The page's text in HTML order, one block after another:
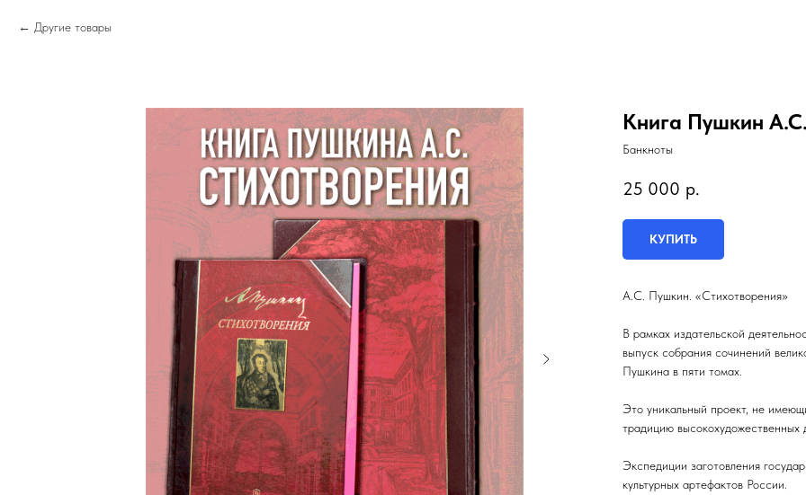
Другие товары
Книга Пушкин
Банкноты
25 000 р.
КУПИТЬ
А.С. Пушкин. «Стихотворения»
В рамках издательской
выпуск собрания сочинений
Пушкина в пяти томах.
Это уникальный проект, не
традицию
Экспедиции заготовления
культурных артефактов России.